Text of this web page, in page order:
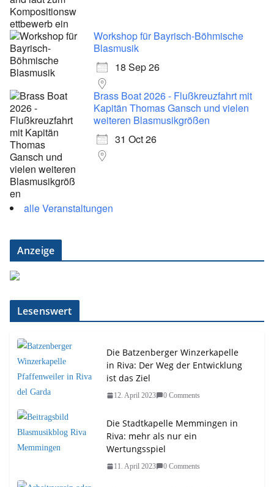
Workshop für Bayrisch-Böhmische
Blasmusik
18 Sep 26
Brass Boat 2026 - Flußkreuzfahrt mit
Kapitän Thomas Gansch und vielen
weiteren Blasmusikgrößen
31 Oct 26
alle Veranstaltungen
Anzeige
Lesenswert
Die Batzenberger Winzerkapelle
in Riva: Der Weg der Entwicklung
ist das Ziel
12. April 2023 0 Comments
Die Stadtkapelle Memmingen in
Riva: mehr als nur ein
Wertungsspiel
11. April 2023 0 Comments